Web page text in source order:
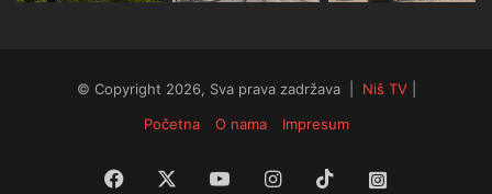
© Copyright 2026, Sva prava zadržava | Niš TV|
Početna
O nama Impresum
Facebook YouTubeInstagram
TikTok